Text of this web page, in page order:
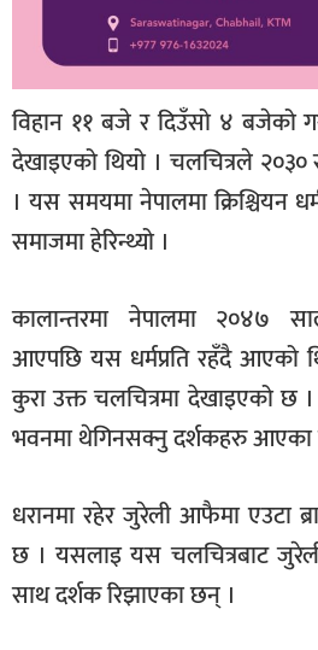
विहान ११ बजे र दिउँसो ४ बजेको
देखाइएको थियो । चलचित्रले
। यस समयमा नेपालमा क्रिश्चियन
समाजमा हेरिन्थ्यो ।
कालान्तरमा नेपालमा २०४७
आएपछि यस धर्मप्रति रहँदै आएको
कुरा उक्त चलचित्रमा देखाइएको छ
भवनमा थेगिनसक्नु दर्शकहरु आएका
धरानमा रहेर जुरेली आफैमा एउटा
छ । यसलाइ यस चलचित्रबाट
साथ दर्शक रिझाएका छन् ।